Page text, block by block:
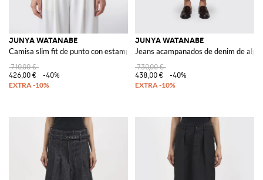
JUNYA WATANABE
Camisa slim fit de punto con estampado de lunares de
710,00 €
426,00 €
-40%
JUNYA WATANABE
Jeans acampanados de denim de
730,00 €
438,00 €
-40%